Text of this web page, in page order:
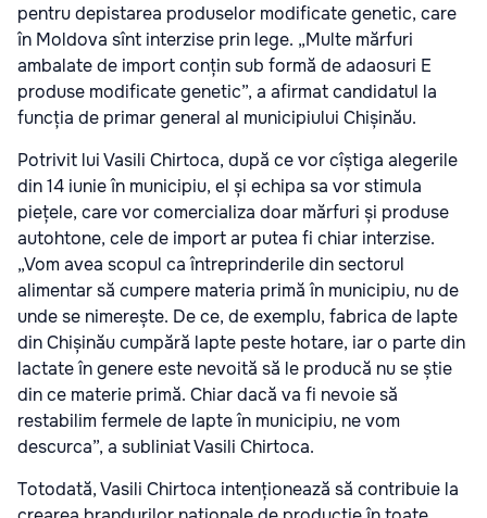
pentru depistarea produselor modificate genetic, care
în Moldova sînt interzise prin lege. „Multe mărfuri
ambalate de import conțin sub formă de adaosuri E
produse modificate genetic”, a afirmat candidatul la
funcția de primar general al municipiului Chișinău.
Potrivit lui Vasili Chirtoca, după ce vor cîștiga alegerile
din 14 iunie în municipiu, el și echipa sa vor stimula
piețele, care vor comercializa doar mărfuri și produse
autohtone, cele de import ar putea fi chiar interzise.
„Vom avea scopul ca întreprinderile din sectorul
alimentar să cumpere materia primă în municipiu, nu de
unde se nimerește. De ce, de exemplu, fabrica de lapte
din Chișinău cumpără lapte peste hotare, iar o parte din
lactate în genere este nevoită să le producă nu se știe
din ce materie primă. Chiar dacă va fi nevoie să
restabilim fermele de lapte în municipiu, ne vom
descurca”, a subliniat Vasili Chirtoca.
Totodată, Vasili Chirtoca intenționează să contribuie la